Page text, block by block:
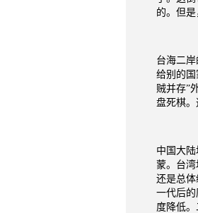
的。但
台海二
给别的
贼并存”
盘死棋。
中国大
蒙。台
还是总
一代后
度降低